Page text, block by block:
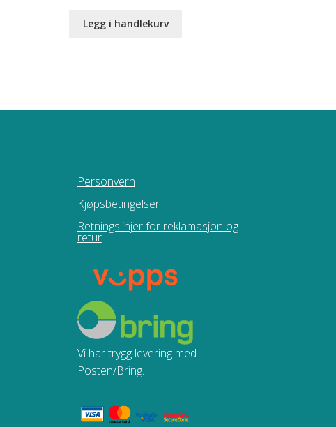
was:
is:
Legg i handlekurv
Personvern
Kjøpsbetingelser
Retningslinjer for reklamasjon og
retur
Vi har trygg levering med
Posten/Bring.